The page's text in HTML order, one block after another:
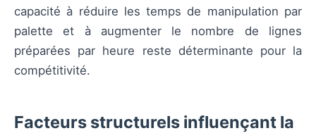
capacité à réduire les temps de manipulation par
palette et à augmenter le nombre de lignes
préparées par heure reste déterminante pour la
compétitivité.
Facteurs structurels influençant la